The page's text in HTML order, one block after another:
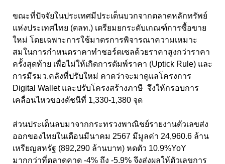
ขณะที่ปัจจัยในประเทศมีประเด็นบวกจากตลาดหลักทรัพย์
แห่งประเทศไทย (ตลท.) เตรียมยกระดับเกณฑ์การซื้อขาย
ใหม่ โดยเฉพาะการใช้มาตรการพิจารณาความเหมาะ
สมในการกำหนดราคาทำชอร์ตเซลด้วยราคาสูงกว่าราคา
ครั้งสุดท้าย เพื่อไม่ให้เกิดการดัมพ์ราคา (Uptick Rule) และ
การมีรมว.คลังที่ปรับใหม่ คาดว่าจะมาดูแลโครงการ
Digital Wallet และปรับโครงสร้างภาษี จึงให้กรอบการ
เคลื่อนไหวของดัชนีที่ 1,330-1,380 จุด
ส่วนประเด็นลบมาจากกระทรวงพาณิชย์รายงานตัวเลขส่ง
ออกของไทยในเดือนมีนาคม 2567 มีมูลค่า 24,960.6 ล้าน
เหรียญสหรัฐ (892,290 ล้านบาท) หดตัว 10.9%YoY
มากกว่าที่ตลาดคาด -4% ถึง -5.9% จึงส่งผลให้ตัวเลขการ